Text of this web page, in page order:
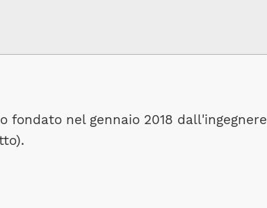
fondato nel gennaio 2018 dall'ingegnere